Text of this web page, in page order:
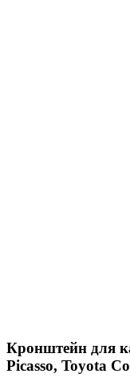
Кронштейн для
Picasso, Toyota